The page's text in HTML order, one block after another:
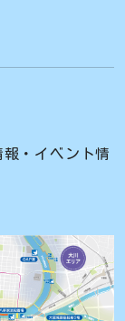
・イベント情